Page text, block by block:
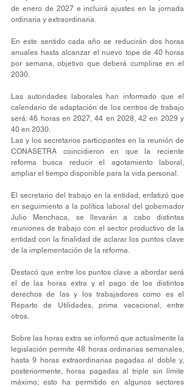
de enero de 2027 e incluirá ajustes en la jornada
ordinaria y extraordinaria.
En este sentido cada año se reducirán dos horas
anuales hasta alcanzar el nuevo tope de 40 horas
por semana, objetivo que deberá cumplirse en el
2030.
Las autoridades laborales han informado que el
calendario de adaptación de los centros de trabajo
será: 46 horas en 2027, 44 en 2028, 42 en 2029 y
40 en 2030.
Las y los secretarios participantes en la reunión de
CONASETRA coincidieron en que la reciente
reforma busca reducir el agotamiento laboral,
ampliar el tiempo disponible para la vida personal.
El secretario del trabajo en la entidad, enfatizó que
en seguimiento a la política laboral del gobernador
Julio Menchaca, se llevarán a cabo distintas
reuniones de trabajo con el sector productivo de la
entidad con la finalidad de aclarar los puntos clave
de la implementación de la reforma.
Destacó que entre los puntos clave a abordar será
el de las horas extra y el pago de los distintos
derechos de las y los trabajadores como es el
Reparto de Utilidades, prima vacacional, entre
otros.
Sobre las horas extra se informó que actualmente la
legislación permite 48 horas ordinarias semanales,
hasta 9 horas extraordinarias pagadas al doble y,
posteriormente, horas pagadas al triple sin límite
máximo; esto ha permitido en algunos sectores